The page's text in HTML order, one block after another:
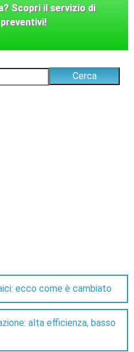
ecco come è cambiato
alta efficienza, basso